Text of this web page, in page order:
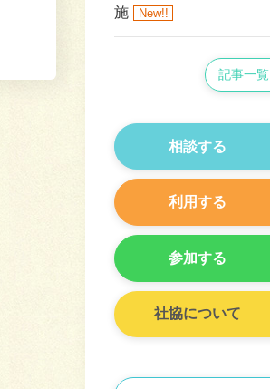
施
New!!
記事一覧
相談する
利用する
参加する
社協について